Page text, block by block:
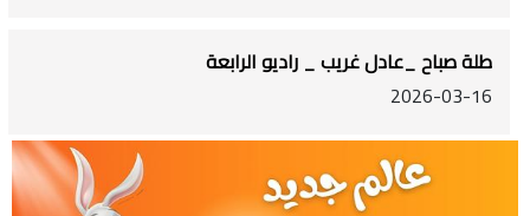
طلة صباح _عادل غريب _ راديو الرابعة
2026-03-16